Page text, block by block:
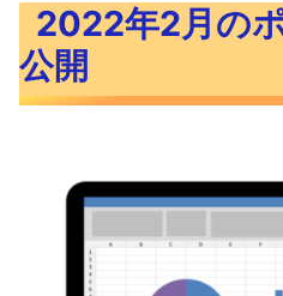
2022年2月の
公開